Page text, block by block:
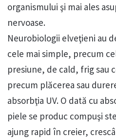
organismului şi mai ales
nervoase.
Neurobiologii elveţieni au
cele mai simple, precum
presiune, de cald, frig sau
precum plăcerea sau
absorbţia UV. O dată cu
piele se produc compuşi
ajung rapid în creier,